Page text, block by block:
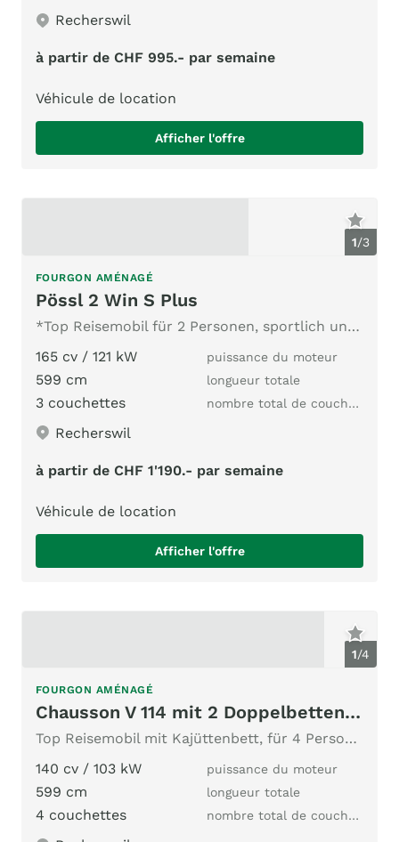
Recherswil
à partir de CHF 995.- par semaine
Véhicule de location
Afficher l'offre
1/3
FOURGON AMÉNAGÉ
Pössl 2 Win S Plus
*Top Reisemobil für 2 Personen, sportlich unterwegs*
165 cv / 121 kW
puissance du moteur
599 cm longueur totale
3 couchettes nombre total de couchages
Recherswil
à partir de CHF 1'190.- par semaine
Véhicule de location
Afficher l'offre
1/4
FOURGON AMÉNAGÉ
Chausson V 114 mit 2 Doppelbetten, Kajüttenbetten
Top Reisemobil mit Kajüttenbett, für 4 Personen
140 cv / 103 kW
puissance du moteur
599 cm longueur totale
4 couchettes nombre total de couchages